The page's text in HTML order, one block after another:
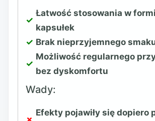
Łatwość stosowania w
kapsułek
Brak nieprzyjemnego
Możliwość regularnego
bez dyskomfortu
Wady:
Efekty pojawiły się dopiero